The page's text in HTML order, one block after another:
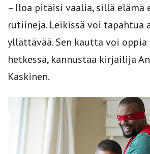
– Iloa pitäisi vaalia, sillä elämä
rutiineja. Leikissä voi tapahtua
yllättävää. Sen kautta voi oppia
hetkessä, kannustaa kirjailija
Kaskinen.